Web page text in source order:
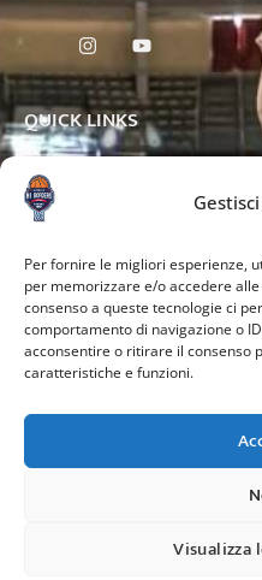
Per fornire le migliori esperienze,
per memorizzare e/o accedere
consenso a queste tecnologie ci
comportamento di navigazione o
acconsentire o ritirare il consenso
caratteristiche e funzioni.
Visualizza
QUICK LINKS
OTHER PAGES